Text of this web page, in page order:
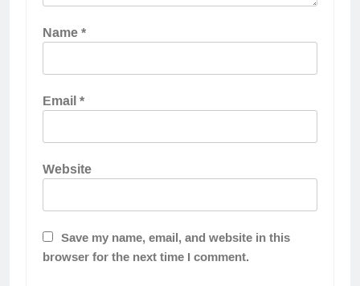
Name*
Email*
Website
Save my name, email, and website in this
browser for the next time I comment.